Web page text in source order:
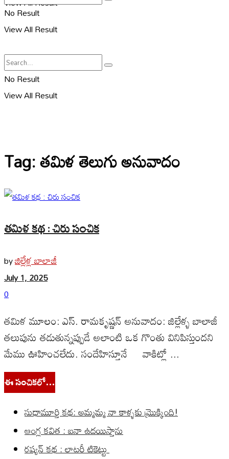
No Result
View All Result
No Result
View All Result
Tag:తమిళ తెలుగు అనువాదం
తమిళ కథ : చిరు సంచిక
byజిల్లేళ్ల బాలాజీ
July 1, 2025
0
తమిళ మూలం: ఎస్‌. రామకృష్ణన్‌ అనువాదం: జిల్లేళ్ళ బాలాజీ
తలుపును తడుతున్నప్పుడే అలాంటి ఒక గొంతు వినిపిస్తుందని
మేము ఊహించలేదు. సందేహిస్తూనే వాకిట్లో ...
ఈ సంచికలో…
సుధామూర్తి కథ: అమ్మమ్మ నా కాళ్ళకు మ్రొక్కింది!
ఆంగ్ల కవిత : ఐనా ఉదయిస్తాను
రష్యన్ కథ : లాటరీ టికెట్టు